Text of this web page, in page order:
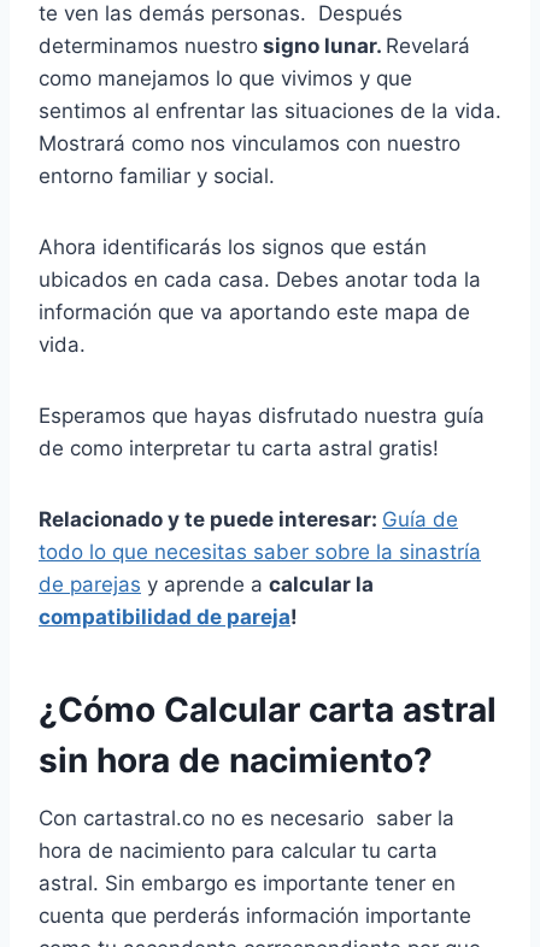
te ven las demás personas. Después
determinamos nuestro signo lunar. Revelará
como manejamos lo que vivimos y que
sentimos al enfrentar las situaciones de la vida.
Mostrará como nos vinculamos con nuestro
entorno familiar y social.
Ahora identificarás los signos que están
ubicados en cada casa. Debes anotar toda la
información que va aportando este mapa de
vida.
Esperamos que hayas disfrutado nuestra guía
de como interpretar tu carta astral gratis!
Relacionado y te puede interesar: Guía de
todo lo que necesitas saber sobre la sinastría
de parejas y aprende a calcular la
compatibilidad de pareja!
¿Cómo Calcular carta astral
sin hora de nacimiento?
Con cartastral.co no es necesario saber la
hora de nacimiento para calcular tu carta
astral. Sin embargo es importante tener en
cuenta que perderás información importante